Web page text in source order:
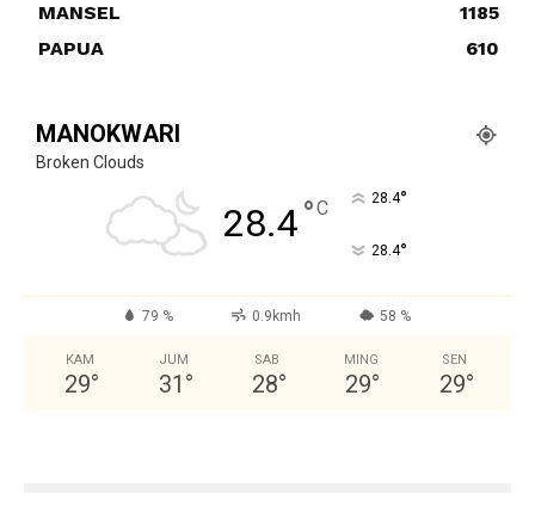
MANSEL
1185
PAPUA
610
MANOKWARI
Broken Clouds
28.4°C 28.4°
28.4°
79 % 0.9kmh 58 %
KAM
29°
JUM
31 °
SAB
28°
MING
29°
SEN
29°